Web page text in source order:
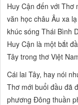
Huy Cận đến với Thơ
văn học châu Âu xa
khúc sóng Thái Bình
Huy Cận là một bắt
Tây trong thơ Việt
Cái lai Tây, hay nói
Thơ mới buổi đầu đã
phương Đôngthuần